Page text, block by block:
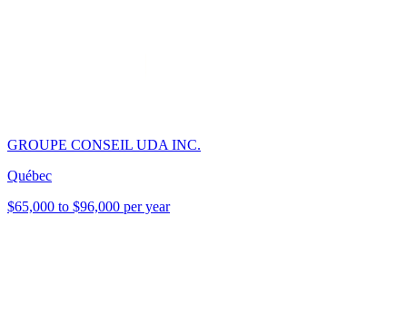
GROUPE CONSEIL UDA INC.
Québec
$65,000 to $96,000 per year